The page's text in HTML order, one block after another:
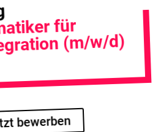
für
(m/w/d)
bewerben